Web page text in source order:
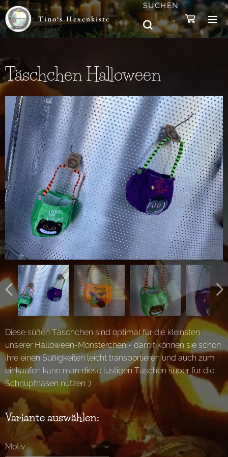
Tino‘s Hexenkiste
SUCHEN
Täschchen Halloween
Diese süßen Täschchen sind optimal für die kleinsten
unserer Halloween-Monsterchen - damit können sie schon
ihre einen Süßigkeiten leicht transportieren und auch zum
einkaufen kann man diese lustigen Taschen super für die
Schnupfnasen nutzen ;)
Variante auswählen:
Motiv